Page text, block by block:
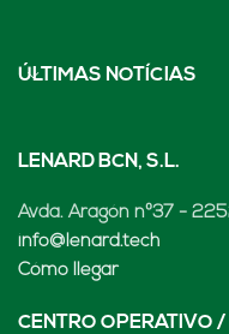
ÚLTIMAS NOTÍCIAS
LENARD BCN, S.L.
Avda. Aragón nº37 -
info@lenard.tech
Cómo llegar
CENTRO OPERATIVO